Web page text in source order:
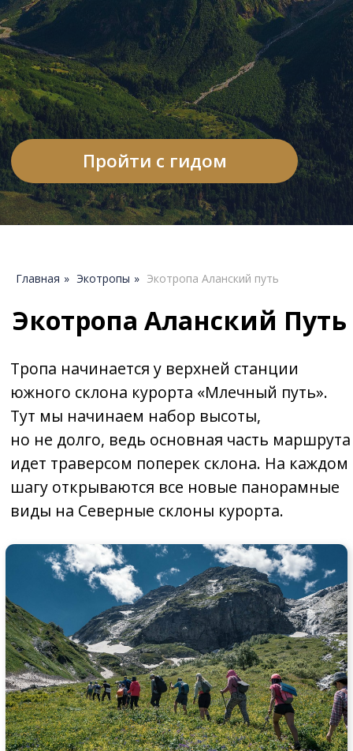
Пройти с гидом
Главная » Экотропы » Экотропа Аланский путь
Тропа начинается у верхней станции
южного склона курорта «Млечный путь».
Тут мы начинаем набор высоты,
но не долго, ведь основная часть маршрута
идет траверсом поперек склона. На каждом
Экотропа Аланский Путь
Простая экотропа
Прохождение
Протяжённость
Перепад высот
~1 час
1700 м
110 м
Детали маршрута